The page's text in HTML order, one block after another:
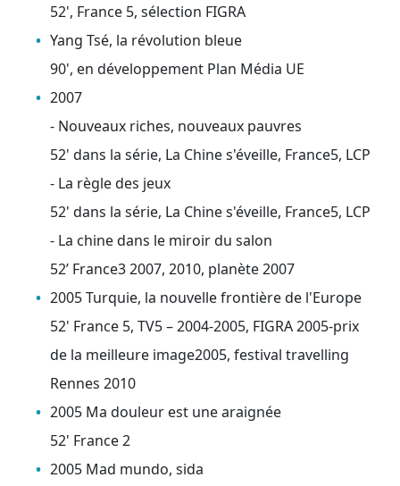
52', France 5, sélection FIGRA
Yang Tsé, la révolution bleue
90', en développement Plan Média UE
2007
- Nouveaux riches, nouveaux pauvres
52' dans la série, La Chine s'éveille, France5, LCP
- La règle des jeux
52' dans la série, La Chine s'éveille, France5, LCP
- La chine dans le miroir du salon
52’ France3 2007, 2010, planète 2007
2005 Turquie, la nouvelle frontière de l'Europe
52' France 5, TV5 – 2004-2005, FIGRA 2005-prix
de la meilleure image2005, festival travelling
Rennes 2010
2005 Ma douleur est une araignée
52' France 2
2005 Mad mundo, sida